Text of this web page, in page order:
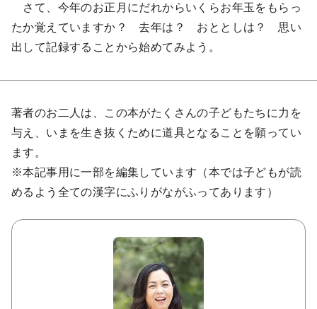
さて、今年のお正月にだれからいくらお年玉をもらっ
たか覚えていますか？ 去年は？ おととしは？ 思い
出して記録することから始めてみよう。
著者のお二人は、この本がたくさんの子どもたちに力を
与え、いまを生き抜くために道具となることを願ってい
ます。
※本記事用に一部を編集しています（本では子どもが読
めるよう全ての漢字にふりがながふってあります）